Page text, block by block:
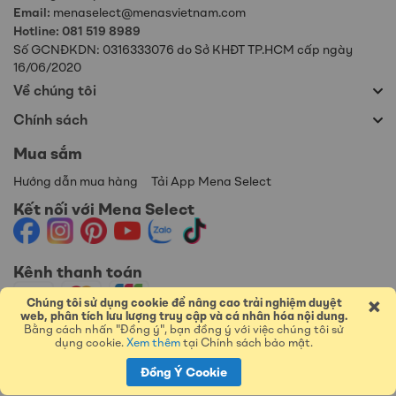
×
Chúng tôi sử dụng cookie để nâng cao trải nghiệm duyệt
web, phân tích lưu lượng truy cập và cá nhân hóa nội dung.
Bằng cách nhấn "Đồng ý", bạn đồng ý với việc chúng tôi sử
dụng cookie.Xem thêmtại Chính sách bảo mật.
Đồng Ý Cookie
Email: menaselect@menasvietnam.com
Hotline: 081 519 8989
Số GCNĐKDN: 0316333076 do Sở KHĐT TP.HCM cấp ngày
16/06/2020
Về chúng tôi
Chính sách
Mua sắm
Hướng dẫn mua hàng Tải App Mena Select
Kết nối với Mena Select
Kênh thanh toán